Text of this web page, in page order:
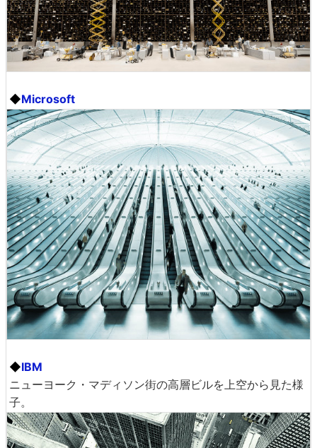
◆Microsoft
◆IBM
ニューヨーク・マディソン街の高層ビルを上空から見た様
子。